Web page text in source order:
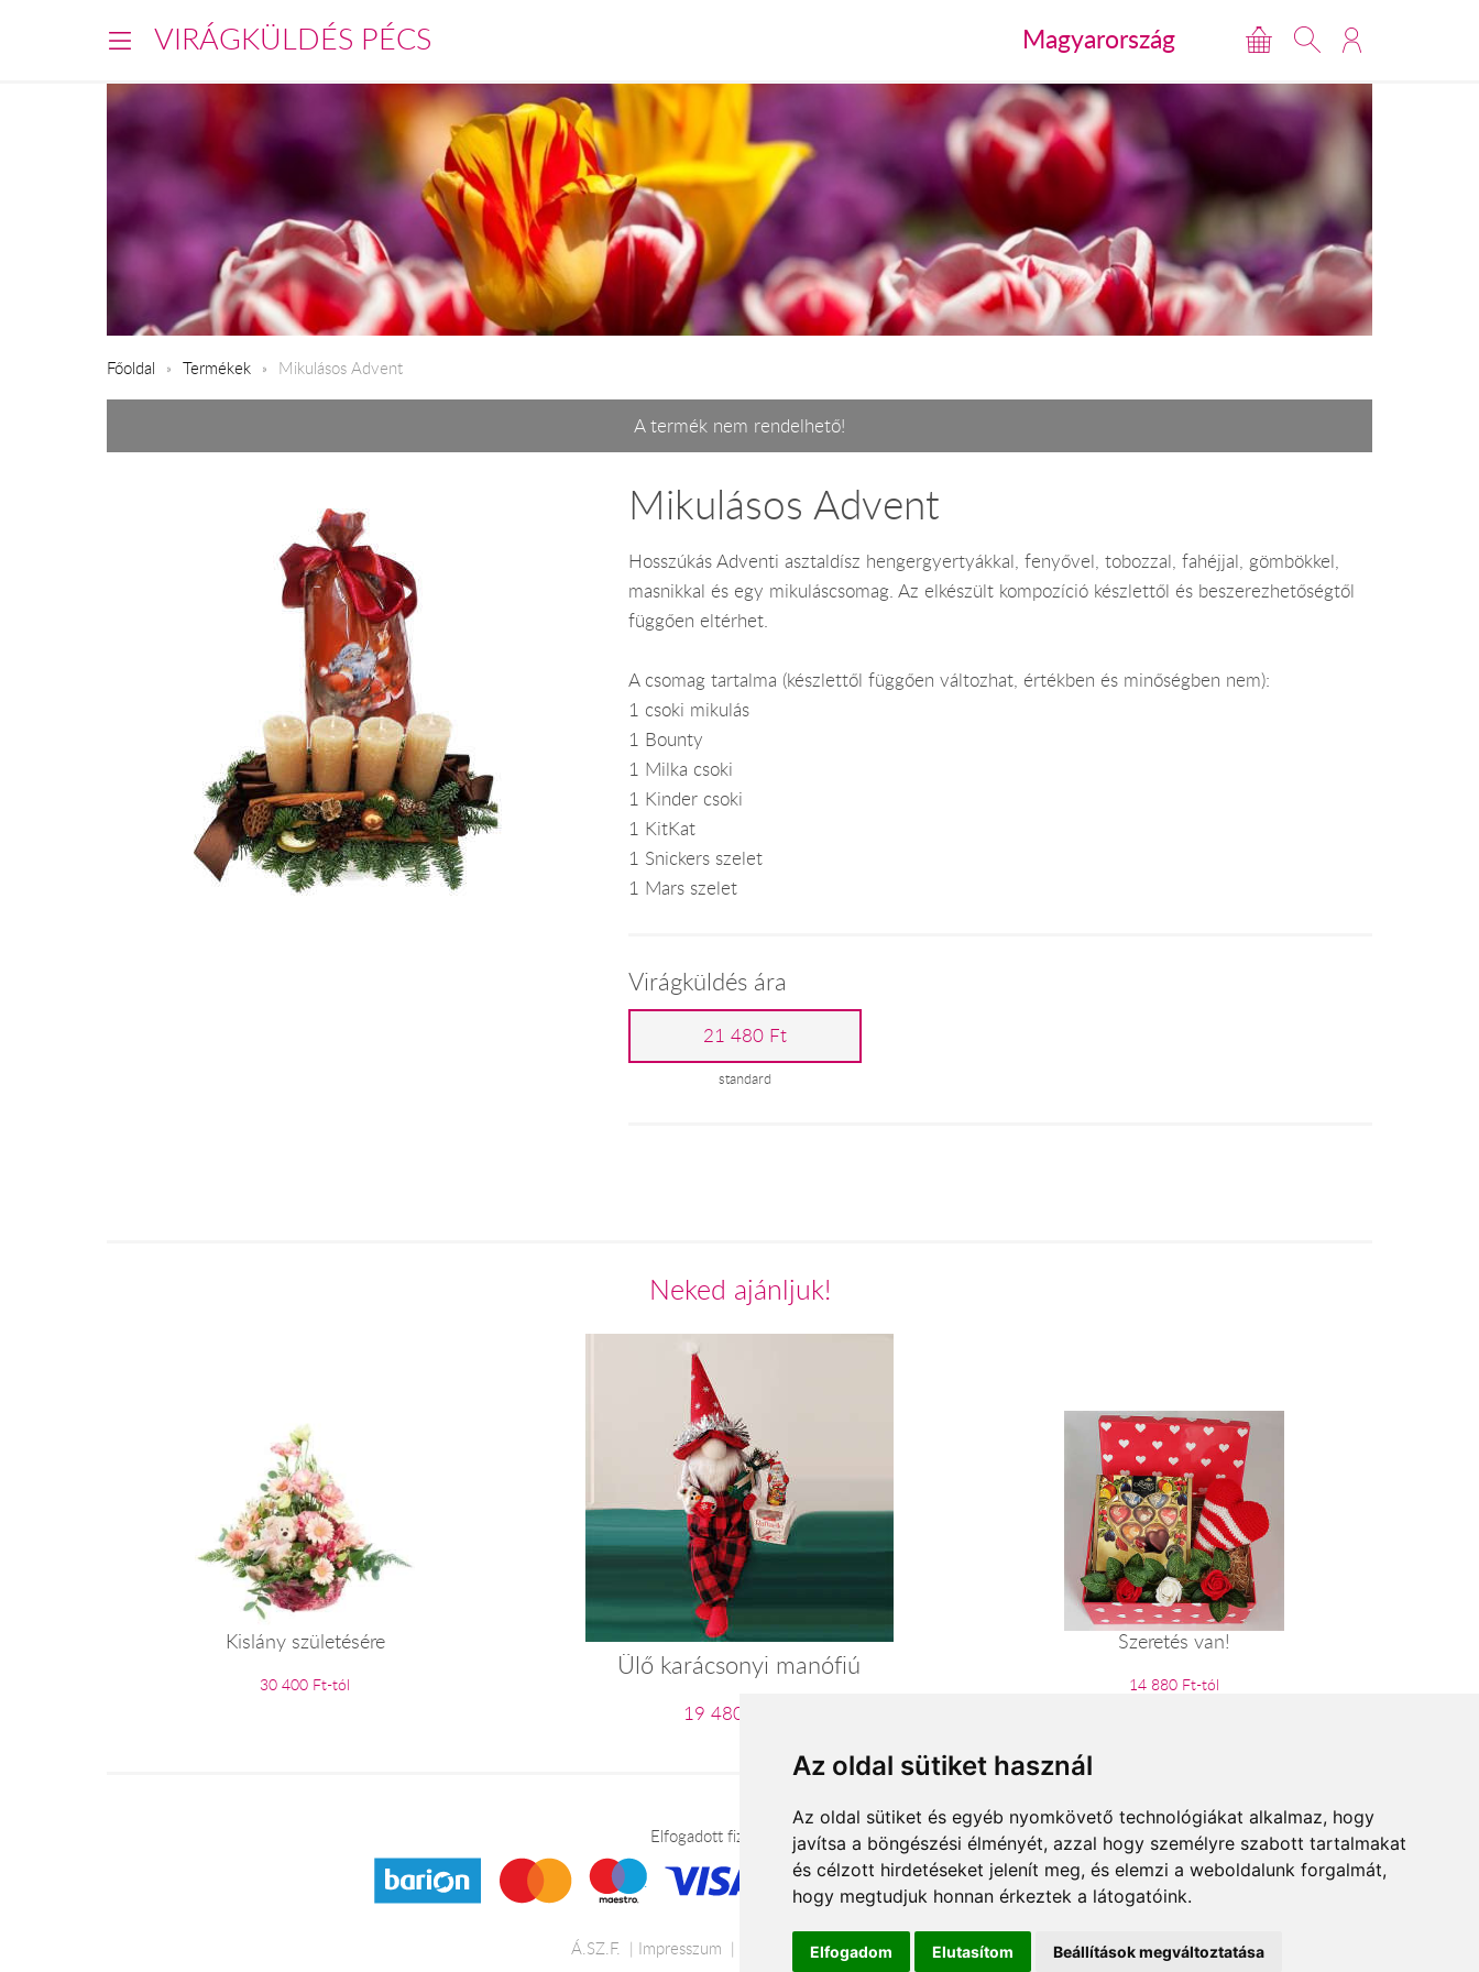
Az oldal sütiket használ
Az oldal sütiket és egyéb nyomkövető technológiákat alkalmaz, hogy
javítsa a böngészési élményét, azzal hogy személyre szabott tartalmakat
és célzott hirdetéseket jelenít meg, és elemzi a weboldalunk forgalmát,
hogy megtudjuk honnan érkeztek a látogatóink.
Elfogadom Elutasítom Beállítások megváltoztatása
VIRÁGKÜLDÉS PÉCS Magyarország
Főoldal Termékek Mikulásos Advent
A termék nem rendelhető!
Mikulásos Advent
Hosszúkás Adventi asztaldísz hengergyertyákkal, fenyővel, tobozzal, fahéjjal, gömbökkel,
masnikkal és egy mikuláscsomag. Az elkészült kompozíció készlettől és beszerezhetőségtől
függően eltérhet.
A csomag tartalma (készlettől függően változhat, értékben és minőségben nem):
1 csoki mikulás
1 Bounty
1 Milka csoki
1 Kinder csoki
1 KitKat
1 Snickers szelet
1 Mars szelet
Virágküldés ára
21 480 Ft
standard
Neked ajánljuk!
Kislány születésére
30 400 Ft-tól
Ülő karácsonyi manófiú
19 480 Ft-tól
Szeretés van!
14 880 Ft-tól
Elfogadott fizetési módok
Á.SZ.F. Impresszum Adatkezelési tájékoztató